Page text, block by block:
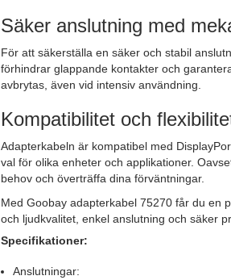
Säker anslutning med
För att säkerställa en säker och stabil
förhindrar glappande kontakter och
avbrytas, även vid intensiv användning.
Kompatibilitet och
Adapterkabeln är kompatibel med
val för olika enheter och applikationer.
behov och överträffa dina förväntningar.
Med Goobay adapterkabel 75270 får du en
och ljudkvalitet, enkel anslutning och säker
Specifikationer:
Anslutningar: